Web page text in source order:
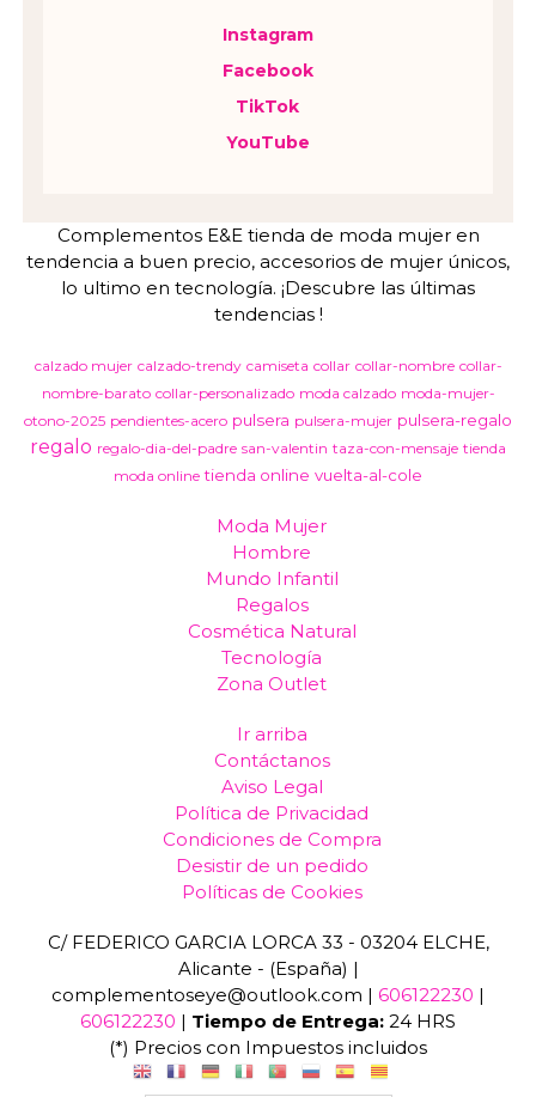
Instagram
Facebook
TikTok
YouTube
Complementos E&E tienda de moda mujer en
tendencia a buen precio, accesorios de mujer únicos,
lo ultimo en tecnología. ¡Descubre las últimas
tendencias !
calzado mujer calzado-trendy camiseta collar collar-nombre collar-
nombre-barato collar-personalizado moda calzado moda-mujer-
otono-2025 pendientes-acero pulsera pulsera-mujer pulsera-regalo
regalo regalo-dia-del-padre san-valentin taza-con-mensaje tienda
moda online tienda online vuelta-al-cole
Moda Mujer
Hombre
Mundo Infantil
Regalos
Cosmética Natural
Tecnología
Zona Outlet
Ir arriba
Contáctanos
Aviso Legal
Política de Privacidad
Condiciones de Compra
Desistir de un pedido
Políticas de Cookies
C/ FEDERICO GARCIA LORCA 33 - 03204 ELCHE,
Alicante - (España) |
complementoseye@outlook.com | 606122230 |
606122230 | Tiempo de Entrega: 24 HRS
(*) Precios con Impuestos incluidos